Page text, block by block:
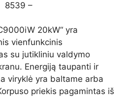
8539 –
20kW“ yra
vienfunkcinis
su jutikliniu valdymo
Energiją taupanti ir
viryklė yra baltame arba
priekis pagamintas iš